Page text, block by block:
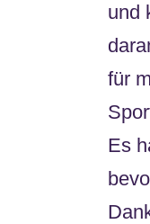
und
für
Es